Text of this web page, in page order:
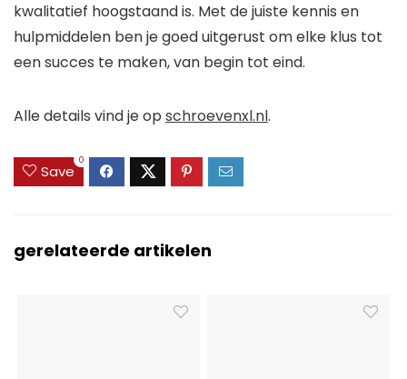
kwalitatief hoogstaand is. Met de juiste kennis en
hulpmiddelen ben je goed uitgerust om elke klus tot
een succes te maken, van begin tot eind.
Alle details vind je op schroevenxl.nl.
Save
0
gerelateerde artikelen